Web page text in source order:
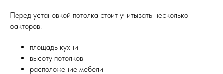
Перед установкой потолка стоит учитывать несколько
факторов:
площадь кухни
высоту потолков
расположение мебели